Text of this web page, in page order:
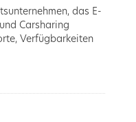
das E-
Carsharing
Verfügbarkeiten